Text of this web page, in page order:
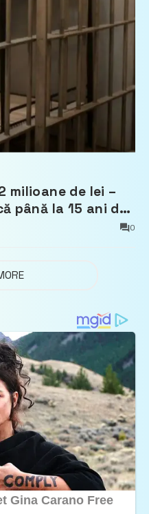
milioane de lei –
până la 15 ani de
0